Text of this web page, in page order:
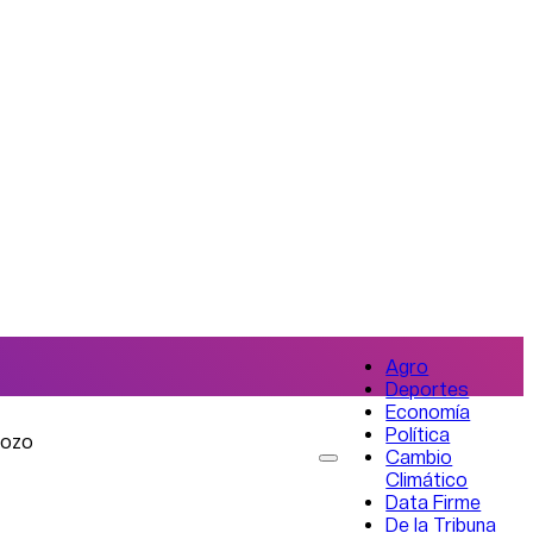
Agro
Deportes
Economía
Política
Cambio
Climático
Data Firme
De la Tribuna